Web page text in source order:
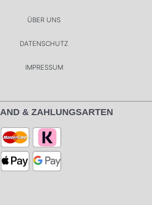
ÜBER UNS
DATENSCHUTZ
IMPRESSUM
& ZAHLUNGSARTEN